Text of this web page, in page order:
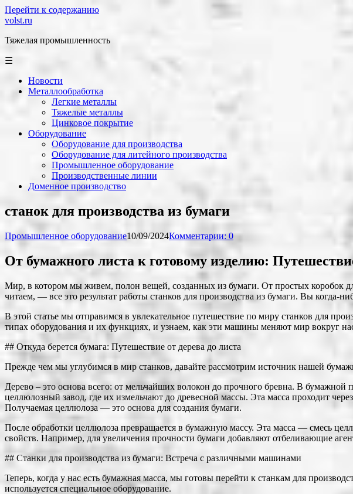
Перейти к содержанию
volst.ru
Тяжелая промышленность
☰
Новости
Металлообработка
Легкие металлы
Тяжелые металлы
Цинковое покрытие
Оборудование
Оборудование для производства
Оборудование для литейного производства
Промышленное оборудование
Производственные линии
Доменное производство
станок для производства из бумаги
Промышленное оборудование10/09/2024Комментарии: 0
От бумажного листа к готовому изделию:
Мир, в котором мы живем, полон вещей, созданных из бумаги. От простых коробок
читаем, — все это результат работы станков для производства из бумаги. Вы когда-
В этой статье мы отправимся в увлекательное путешествие по миру станков для
типах оборудования и их функциях, и узнаем, как эти машины меняют мир вокруг
## Откуда берется бумага: Путешествие от дерева до листа
Прежде чем мы углубимся в мир станков, давайте рассмотрим источник нашей
Дерево – это основа всего: от мельчайших волокон до прочного бревна. В
целлюлозный завод, где их измельчают до древесной массы. Эта масса проходит
Получаемая целлюлоза — это основа для создания бумаги.
После обработки целлюлоза превращается в бумажную массу. Эта масса — смесь
свойств. Например, для увеличения прочности бумаги добавляют отбеливающие
## Станки для производства из бумаги: Встреча с различными машинами
Теперь, когда у нас есть бумажная масса, мы готовы перейти к станкам для
используется специальное оборудование.